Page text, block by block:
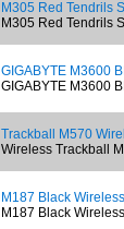
M305 Red Tendrils
M305 Red Tendrils
GIGABYTE M3600
GIGABYTE M3600
Trackball M570
Wireless Trackball
M187 Black
M187 Black